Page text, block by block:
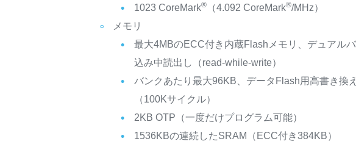
1023 CoreMark® （4.092 CoreMark®/MHz）
メモリ
最大4MBのECC付き内蔵Flashメモリ、デュアル
込み中読出し（read-while-write）
バンクあたり最大96KB、データFlash用高書き換
（100Kサイクル）
2KB OTP（一度だけプログラム可能）
1536KBの連続したSRAM（ECC付き384KB）